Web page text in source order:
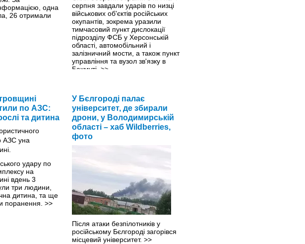
одна
26 отримали
серпня завдали ударів по низці
військових об'єктів російських
окупантів, зокрема уразили
тимчасовий пункт дислокації
підрозділу ФСБ у Херсонській
області, автомобільний і
залізничний мости, а також пункт
управління та вузол зв'язку в
Бахмуті. >>
по АЗС:
та дитина
удару по
на
вдень 3
три людини,
дитина, та ще
поранення. >>
У Бєлгороді палає
університет, де збирали
дрони, у Володимирській
області – хаб Wildberries,
фото
Після атаки безпілотників у
російському Бєлгороді загорівся
місцевий університет. >>